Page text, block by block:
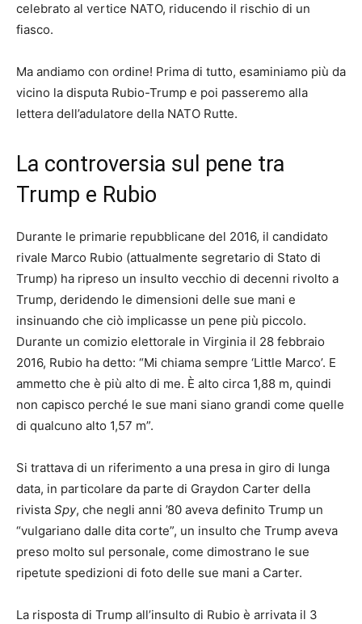
celebrato al vertice NATO, riducendo il rischio di un
fiasco.
Ma andiamo con ordine! Prima di tutto, esaminiamo più da
vicino la disputa Rubio-Trump e poi passeremo alla
lettera dell’adulatore della NATO Rutte.
La controversia sul pene tra
Trump e Rubio
Durante le primarie repubblicane del 2016, il candidato
rivale Marco Rubio (attualmente segretario di Stato di
Trump) ha ripreso un insulto vecchio di decenni rivolto a
Trump, deridendo le dimensioni delle sue mani e
insinuando che ciò implicasse un pene più piccolo.
Durante un comizio elettorale in Virginia il 28 febbraio
2016, Rubio ha detto: “Mi chiama sempre ‘Little Marco’. E
ammetto che è più alto di me. È alto circa 1,88 m, quindi
non capisco perché le sue mani siano grandi come quelle
di qualcuno alto 1,57 m”.
Si trattava di un riferimento a una presa in giro di lunga
data, in particolare da parte di Graydon Carter della
rivista Spy, che negli anni ’80 aveva definito Trump un
“vulgariano dalle dita corte”, un insulto che Trump aveva
preso molto sul personale, come dimostrano le sue
ripetute spedizioni di foto delle sue mani a Carter.
La risposta di Trump all’insulto di Rubio è arrivata il 3